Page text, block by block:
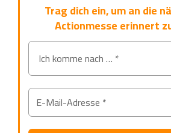
Trag dich ein, um an die
Actionmesse erinnert